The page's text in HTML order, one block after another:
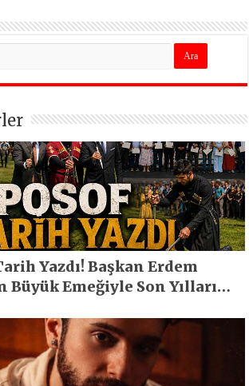
Yazdı! Başkan Erdem
Büyük Emeğiyle Son Yılların